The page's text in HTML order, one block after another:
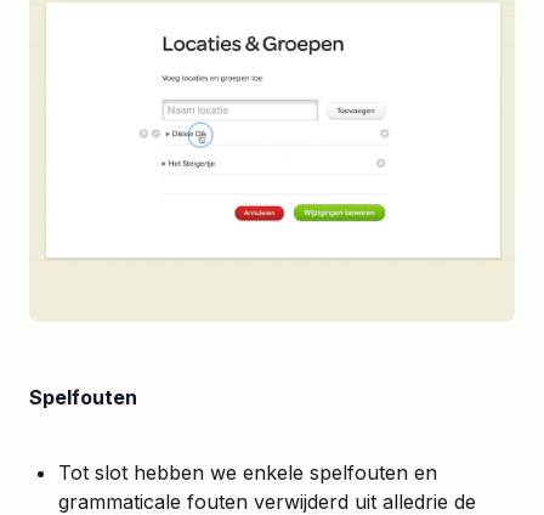
Spelfouten
Tot slot hebben we enkele spelfouten en
grammaticale fouten verwijderd uit alledrie de